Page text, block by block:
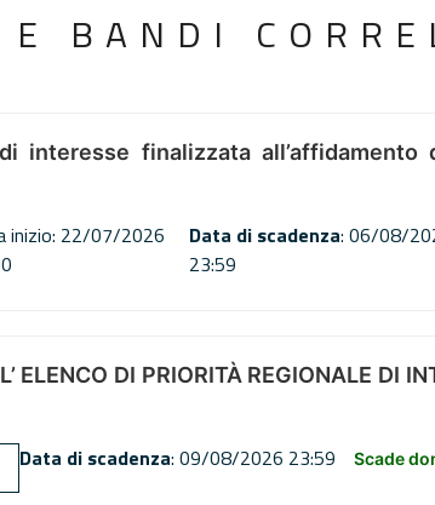
BANDI
interesse finalizzata
inizio: 22/07/2026
Data di scadenza: 06/08/
23:59
ELENCO DI PRIORITÀ REGIONALE DI
Data di scadenza: 09/08/2026 23:59 Scade